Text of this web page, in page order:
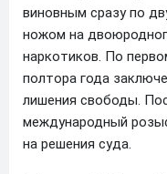
виновным сразу по
ножом на
наркотиков. По
полтора года
лишения свободы.
международный
на решения суда.